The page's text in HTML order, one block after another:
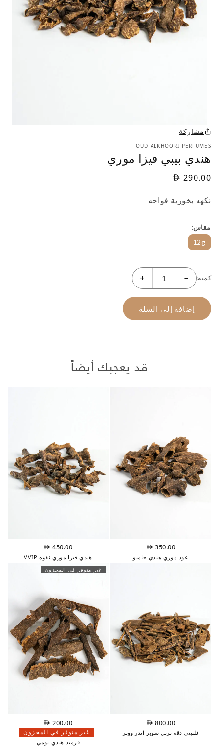
مشاركة
OUD ALKHOORI PERFUMES
هندي بيبي فيزا موري
290.00
نكهه بخورية فواحه
مقاس
12g
كمية: −
+
إضافة إلى السلة
قد يعجبك أيضاً
350.00
عود موري هندي جامبو
450.00
هندي فيزا موري نقوه VVIP
800.00
فلبيني دقه تربل سوبر اندر ووتر
غير متوفر في المخزون
200.00
غير متوفر في المخزون
قرميد هندي يومي